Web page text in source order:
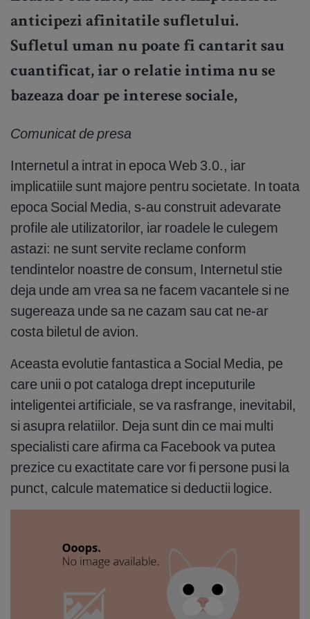
anticipezi afinitatile sufletului.
Sufletul uman nu poate fi cantarit sau
cuantificat, iar o relatie intima nu se
bazeaza doar pe interese sociale,
Comunicat de presa
Internetul a intrat in epoca Web 3.0., iar
implicatiile sunt majore pentru societate. In toata
epoca Social Media, s-au construit adevarate
profile ale utilizatorilor, iar roadele le culegem
astazi: ne sunt servite reclame conform
tendintelor noastre de consum, Internetul stie
deja unde am vrea sa ne facem vacantele si ne
sugereaza unde sa ne cazam sau cat ne-ar
costa biletul de avion.
Aceasta evolutie fantastica a Social Media, pe
care unii o pot cataloga drept inceputurile
inteligentei artificiale, se va rasfrange, inevitabil,
si asupra relatiilor. Deja sunt din ce mai multi
specialisti care afirma ca Facebook va putea
prezice cu exactitate care vor fi persone pusi la
punct, calcule matematice si deductii logice.